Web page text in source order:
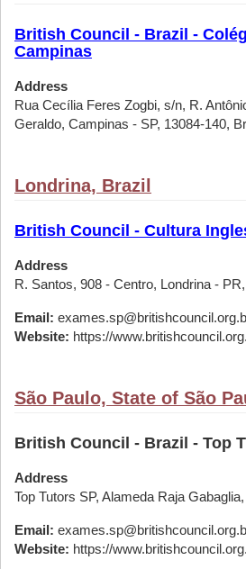
British Council - Brazil -
Campinas
Address
Rua Cecília Feres Zogbi, s/n, R.
Geraldo, Campinas - SP, 13084-140,
Londrina, Brazil
British Council - Cultura
Address
R. Santos, 908 - Centro, Londrina -
Email:
Website: https://
São Paulo, State of São
British Council - Brazil - Top
Address
Top Tutors SP, Alameda Raja
Email:
Website: https://